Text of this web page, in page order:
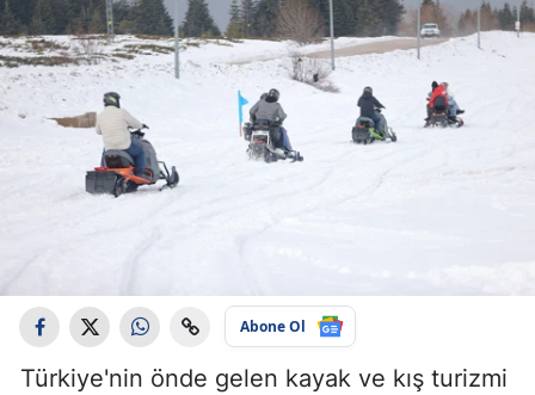
Abone Ol
Türkiye'nin önde gelen kayak ve kış turizmi